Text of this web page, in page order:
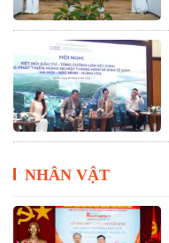
NHÂN VẬT